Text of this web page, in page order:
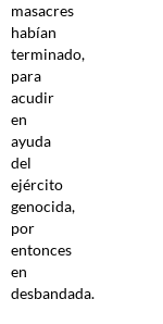
masacres
habían
terminado,
para
acudir
en
ayuda
del
ejército
genocida,
por
entonces
en
desbandada.